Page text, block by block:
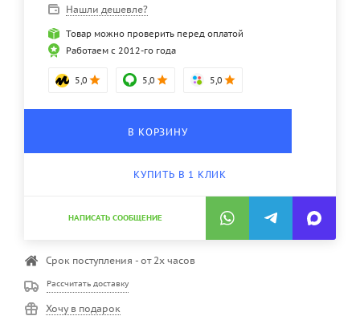
Нашли дешевле?
Товар можно проверить перед оплатой
Работаем с 2012-го года
5,0 5,0 5,0
В КОРЗИНУ
КУПИТЬ В 1 КЛИК
НАПИСАТЬ СООБЩЕНИЕ
Срок поступления - от 2х часов
Рассчитать доставку
Хочу в подарок